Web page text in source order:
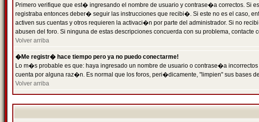
Primero verifique que est� ingresando el nombre de usuario y contrase�a correctos. Si
registraba entonces deber� seguir las instrucciones que recibi�. Si este no es el caso,
activen sus cuentas y otros requieren la activaci�n por parte del administrador. Si no
abusen del foro. Si ninguna de estas descripciones concuerda con su problema, contacte
Volver arriba
�Me registr� hace tiempo pero ya no puedo conectarme!
Lo m�s probable es que: haya ingresado un nombre de usuario o contrase�a
cuenta por alguna raz�n. Es normal que los foros, peri�dicamente, "limpien" sus bases
Volver arriba